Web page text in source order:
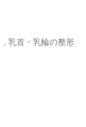
, 乳首・乳輪の整形